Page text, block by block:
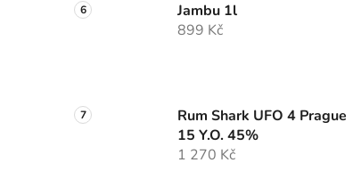
Jambu 1l
899 Kč
Rum Shark UFO 4 Prague
15 Y.O. 45%
1 270 Kč